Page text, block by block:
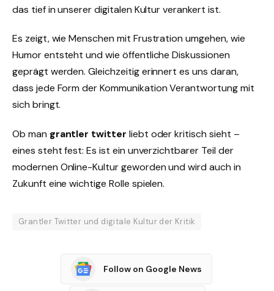
das tief in unserer digitalen Kultur verankert ist.
Es zeigt, wie Menschen mit Frustration umgehen, wie
Humor entsteht und wie öffentliche Diskussionen
geprägt werden. Gleichzeitig erinnert es uns daran,
dass jede Form der Kommunikation Verantwortung mit
sich bringt.
Ob man grantler twitter liebt oder kritisch sieht –
eines steht fest: Es ist ein unverzichtbarer Teil der
modernen Online-Kultur geworden und wird auch in
Zukunft eine wichtige Rolle spielen.
Grantler Twitter und digitale Kultur der Kritik
Follow on Google News